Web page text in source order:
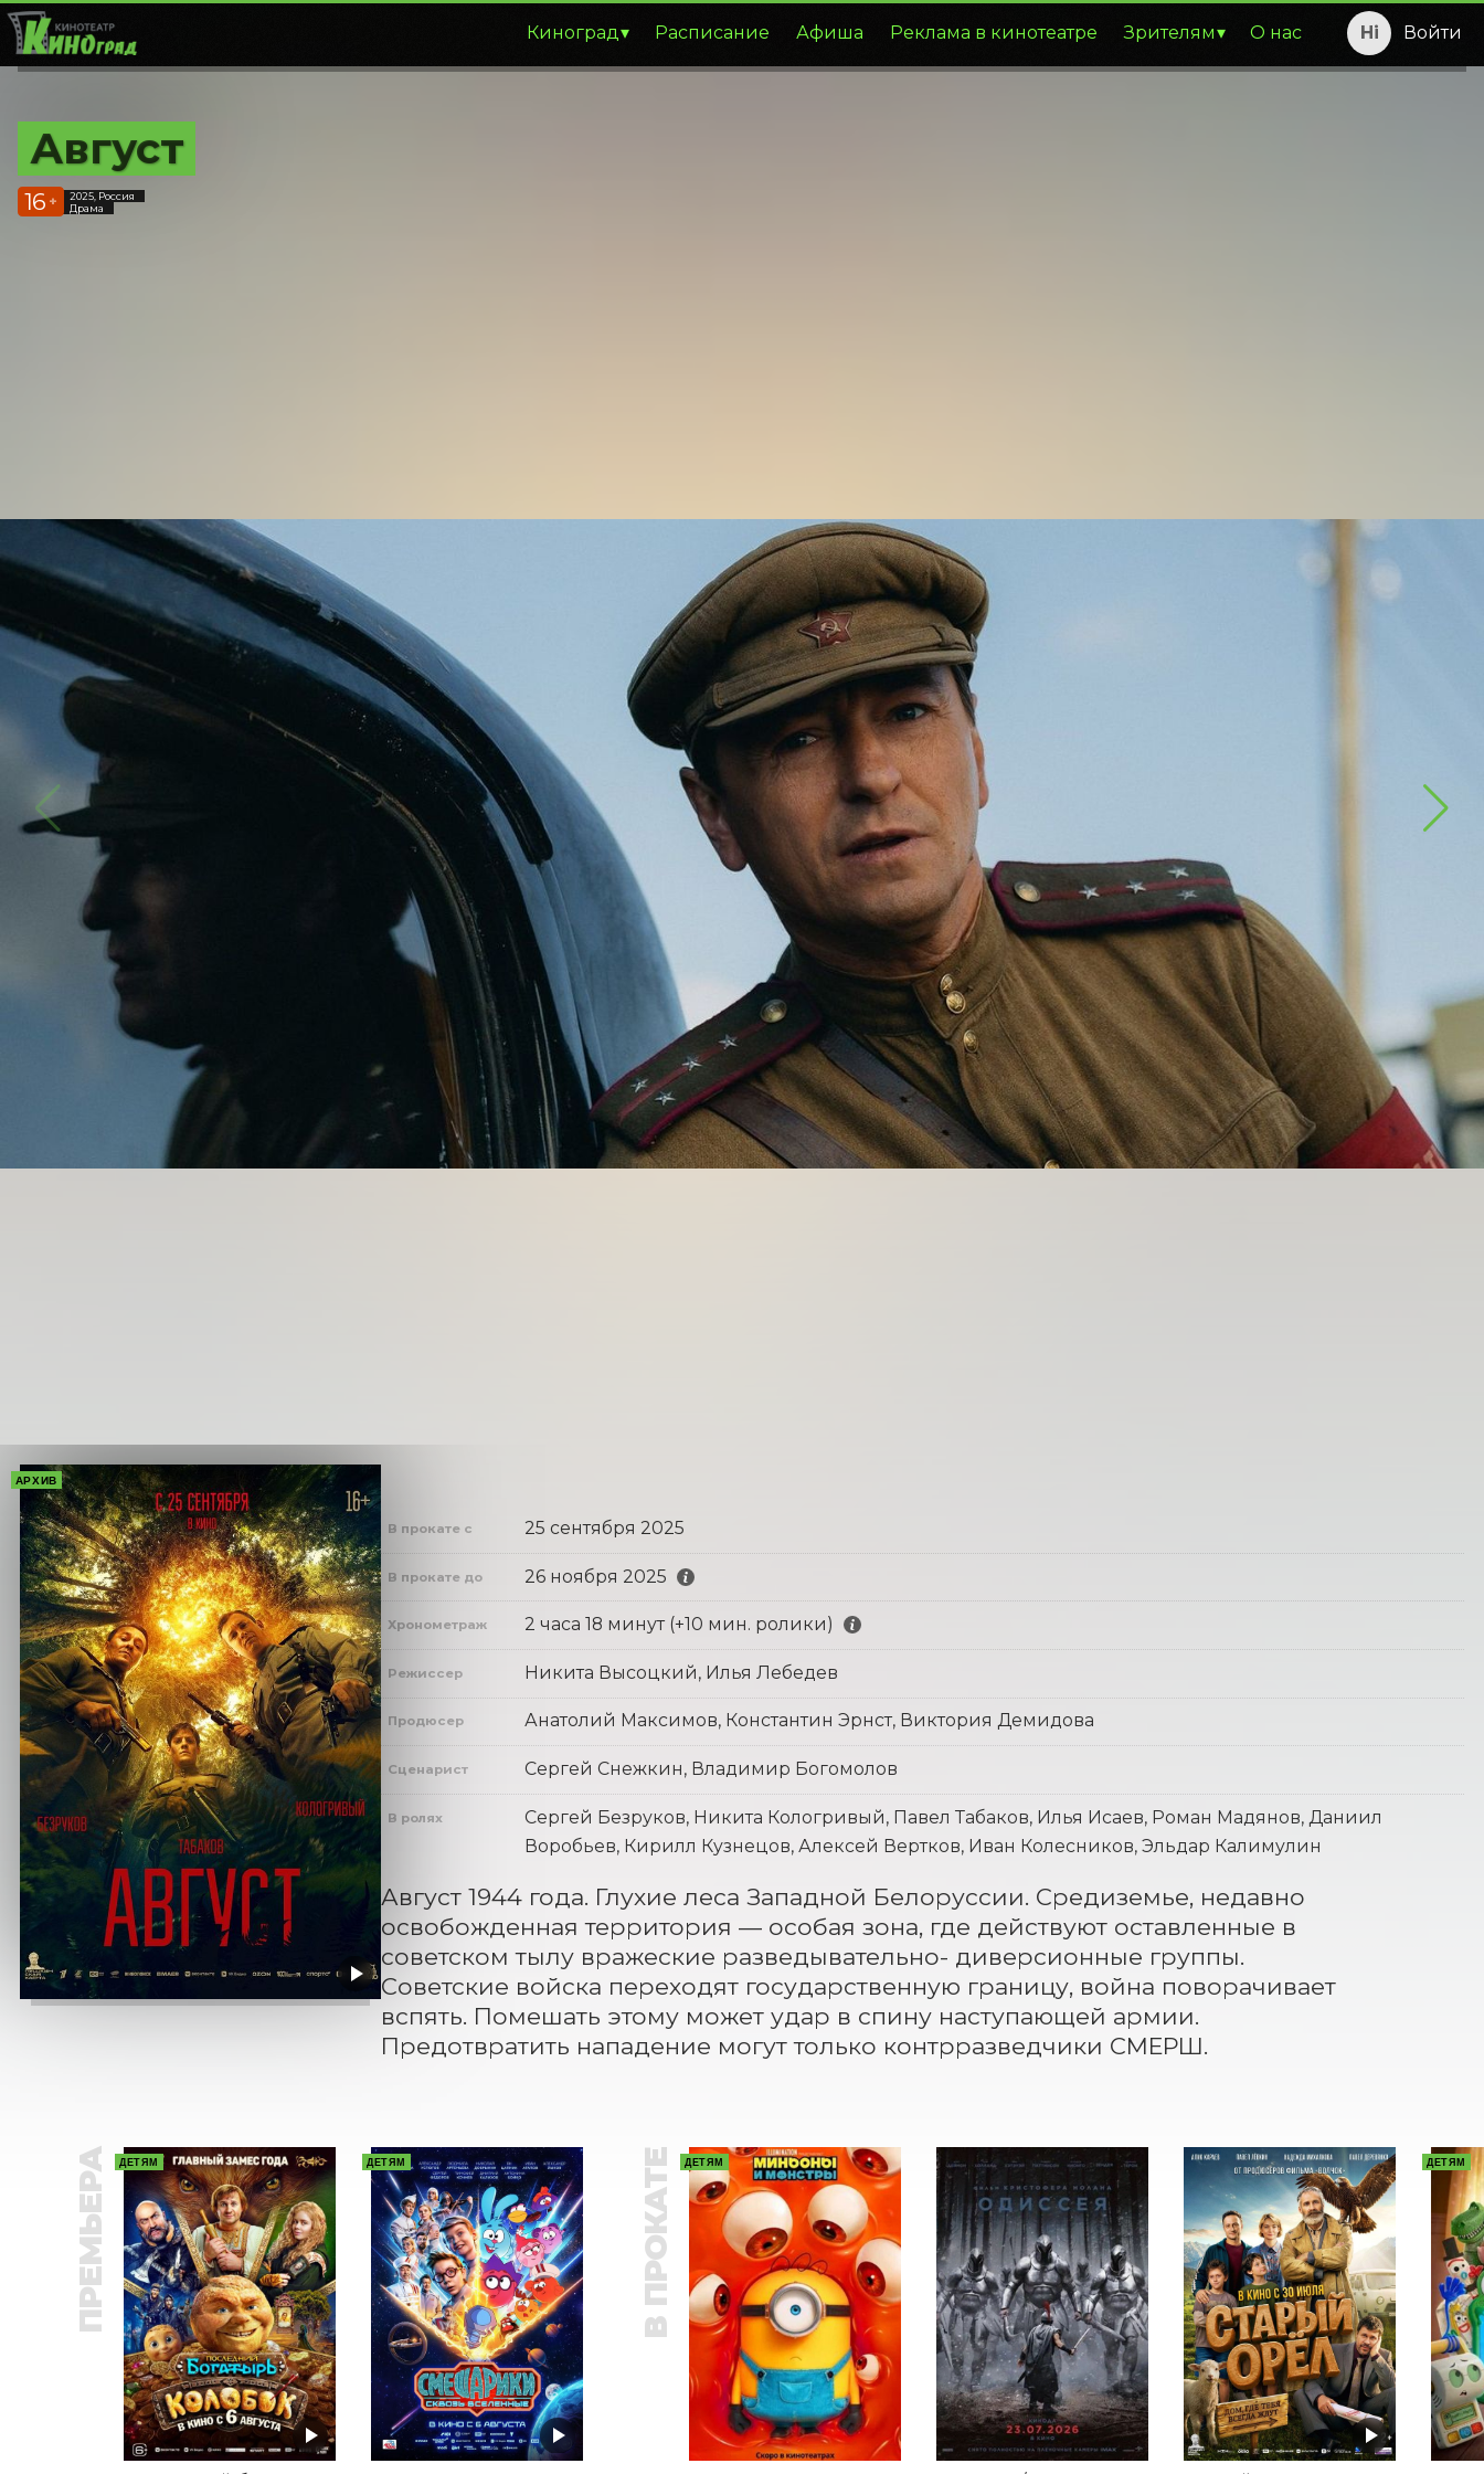
Киноград Расписание Афиша Реклама в кинотеатре Зрителям О нас Войти
Август
16 +
2025, Россия
Драма
АРХИВ
В прокате с 25 сентября 2025
В прокате до 26 ноября 2025
Хронометраж 2 часа 18 минут (+10 мин. ролики)
Режиссер Никита Высоцкий, Илья Лебедев
Продюсер Анатолий Максимов, Константин Эрнст, Виктория Демидова
Сценарист Сергей Снежкин, Владимир Богомолов
В ролях
Сергей Безруков, Никита Кологривый, Павел Табаков, Илья Исаев, Роман Мадянов, Даниил
Воробьев, Кирилл Кузнецов, Алексей Вертков, Иван Колесников, Эльдар Калимулин
Август 1944 года. Глухие леса Западной Белоруссии. Средиземье, недавно
освобожденная территория — особая зона, где действуют оставленные в
советском тылу вражеские разведывательно- диверсионные группы.
Советские войска переходят государственную границу, война поворачивает
вспять. Помешать этому может удар в спину наступающей армии.
Предотвратить нападение могут только контрразведчики СМЕРШ.
ПРЕМЬЕРА ДЕТЯМ ДЕТЯМ В ПРОКАТЕ ДЕТЯМ ДЕТЯМ